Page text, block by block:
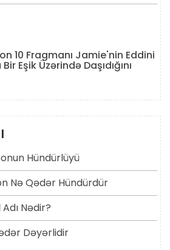
10 Fragmanı Jamie'nin Eddini
Eşik Üzərində Daşıdığını
Hündürlüyü
Nə Qədər Hündürdür
Nədir?
Dəyərlidir